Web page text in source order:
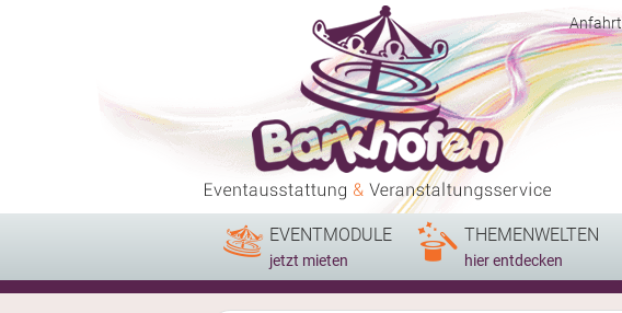
Anfahrt
EVENTMODULE
jetzt mieten
THEMENWELTEN
hier entdecken